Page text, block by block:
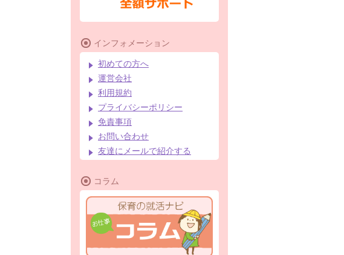
インフォメーション
初めての方へ
運営会社
利用規約
プライバシーポリシー
免責事項
お問い合わせ
友達にメールで紹介する
コラム